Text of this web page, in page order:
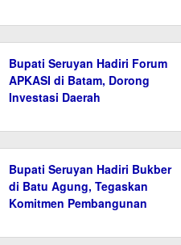
Bupati Seruyan Hadiri Forum
APKASI di Batam, Dorong
Investasi Daerah
Bupati Seruyan Hadiri Bukber
di Batu Agung, Tegaskan
Komitmen Pembangunan